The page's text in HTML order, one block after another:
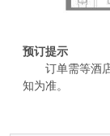
预订提示
订单需等酒
知为准。